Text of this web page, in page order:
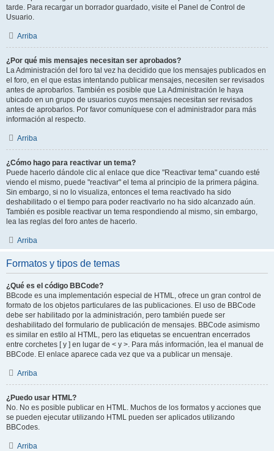
tarde. Para recargar un borrador guardado, visite el Panel de Control de
Usuario.
Arriba
¿Por qué mis mensajes necesitan ser aprobados?
La Administración del foro tal vez ha decidido que los mensajes publicados en
el foro, en el que estas intentando publicar mensajes, necesiten ser revisados
antes de aprobarlos. También es posible que La Administración le haya
ubicado en un grupo de usuarios cuyos mensajes necesitan ser revisados
antes de aprobarlos. Por favor comuníquese con el administrador para más
información al respecto.
Arriba
¿Cómo hago para reactivar un tema?
Puede hacerlo dándole clic al enlace que dice "Reactivar tema" cuando esté
viendo el mismo, puede "reactivar" el tema al principio de la primera página.
Sin embargo, si no lo visualiza, entonces el tema reactivado ha sido
deshabilitado o el tiempo para poder reactivarlo no ha sido alcanzado aún.
También es posible reactivar un tema respondiendo al mismo, sin embargo,
lea las reglas del foro antes de hacerlo.
Arriba
Formatos y tipos de temas
¿Qué es el código BBCode?
BBcode es una implementación especial de HTML, ofrece un gran control de
formato de los objetos particulares de las publicaciones. El uso de BBCode
debe ser habilitado por la administración, pero también puede ser
deshabilitado del formulario de publicación de mensajes. BBCode asimismo
es similar en estilo al HTML, pero las etiquetas se encuentran encerrados
entre corchetes [ y ] en lugar de < y >. Para más información, lea el manual de
BBCode. El enlace aparece cada vez que va a publicar un mensaje.
Arriba
¿Puedo usar HTML?
No. No es posible publicar en HTML. Muchos de los formatos y acciones que
se pueden ejecutar utilizando HTML pueden ser aplicados utilizando
BBCodes.
Arriba